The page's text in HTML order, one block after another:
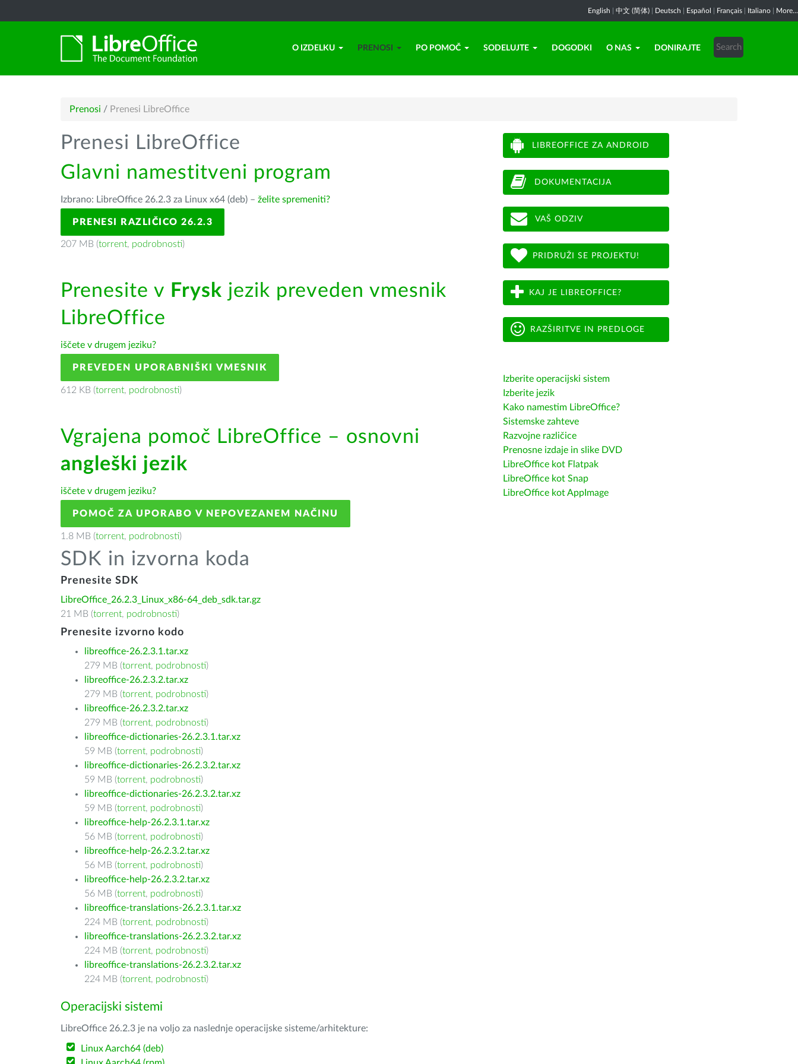
English 中文 (简体) Deutsch Español Français Italiano More...
O IZDELKU PRENOSI PO POMOČ SODELUJTE DOGODKI O NAS DONIRAJTE
Prenosi / Prenesi LibreOffice
Prenesi LibreOffice
Glavni namestitveni program
Izbrano: LibreOffice 26.2.3 za Linux x64 (deb) – želite spremeniti?
PRENESI RAZLIČICO 26.2.3
207 MB (torrent, podrobnosti)
Prenesite v Frysk jezik preveden vmesnik
LibreOffice
iščete v drugem jeziku?
PREVEDEN UPORABNIŠKI VMESNIK
612 KB (torrent, podrobnosti)
Vgrajena pomoč LibreOffice – osnovni
angleški jezik
iščete v drugem jeziku?
POMOČ ZA UPORABO V NEPOVEZANEM NAČINU
1.8 MB (torrent, podrobnosti)
SDK in izvorna koda
Prenesite SDK
LibreOffice_26.2.3_Linux_x86-64_deb_sdk.tar.gz
21 MB (torrent, podrobnosti)
Prenesite izvorno kodo
libreoffice-26.2.3.1.tar.xz
279 MB (torrent, podrobnosti)
libreoffice-26.2.3.2.tar.xz
279 MB (torrent, podrobnosti)
libreoffice-26.2.3.2.tar.xz
279 MB (torrent, podrobnosti)
libreoffice-dictionaries-26.2.3.1.tar.xz
59 MB (torrent, podrobnosti)
libreoffice-dictionaries-26.2.3.2.tar.xz
59 MB (torrent, podrobnosti)
libreoffice-dictionaries-26.2.3.2.tar.xz
59 MB (torrent, podrobnosti)
libreoffice-help-26.2.3.1.tar.xz
56 MB (torrent, podrobnosti)
libreoffice-help-26.2.3.2.tar.xz
56 MB (torrent, podrobnosti)
libreoffice-help-26.2.3.2.tar.xz
56 MB (torrent, podrobnosti)
libreoffice-translations-26.2.3.1.tar.xz
224 MB (torrent, podrobnosti)
libreoffice-translations-26.2.3.2.tar.xz
224 MB (torrent, podrobnosti)
libreoffice-translations-26.2.3.2.tar.xz
224 MB (torrent, podrobnosti)
Operacijski sistemi
LibreOffice 26.2.3 je na voljo za naslednje operacijske sisteme/arhitekture:
Linux Aarch64 (deb)
LIBREOFFICE ZA ANDROID
DOKUMENTACIJA
VAŠ ODZIV
PRIDRUŽI SE PROJEKTU!
KAJ JE LIBREOFFICE?
RAZŠIRITVE IN PREDLOGE
Izberite operacijski sistem
Izberite jezik
Kako namestim LibreOffice?
Sistemske zahteve
Razvojne različice
Prenosne izdaje in slike DVD
LibreOffice kot Flatpak
LibreOffice kot Snap
LibreOffice kot AppImage